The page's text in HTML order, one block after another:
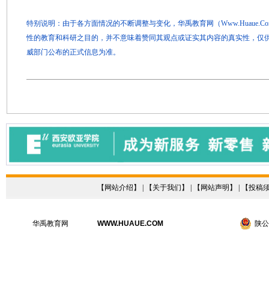
特别说明：由于各方面情况的不断调整与变化，华禹教育网（
性的教育和科研之目的，并不意味着赞同其观点或证实其内容的真实性，仅
威部门公布的正式信息为准。
【 网站介绍 】 | 【 关于我们 】 | 【 网站声明 】 | 【投稿
华禹教育网 WWW.HUAUE.COM 陕